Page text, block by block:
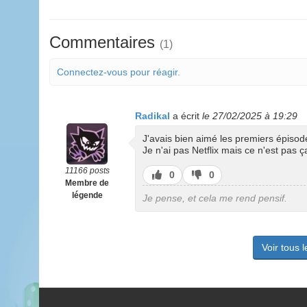
Commentaires (1)
Connectez-vous pour réagir.
11166 posts
Membre de
légende
Radikal a écrit le 27/02/2025 à 19:29
J'avais bien aimé les premiers
Je n'ai pas Netflix mais ce n'est pas
J’aime
0
J’aime
pas
0
Je pense, et cela me rend pensif.
Voir tous